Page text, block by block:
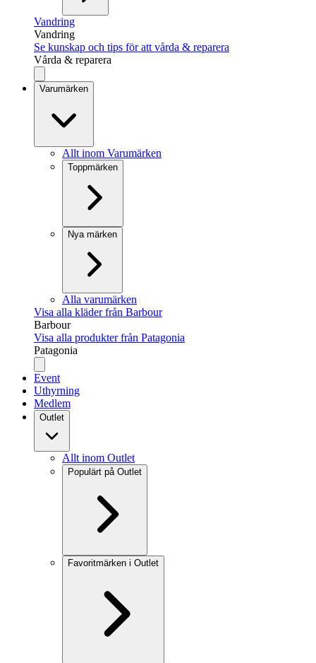
Vandring
Vandring
Se kunskap och tips för att vårda & reparera
Vårda & reparera
Varumärken
Allt inom Varumärken
Toppmärken
Nya märken
Alla varumärken
Visa alla kläder från Barbour
Barbour
Visa alla produkter från Patagonia
Patagonia
Event
Uthyrning
Medlem
Outlet
Allt inom Outlet
Populärt på Outlet
Favoritmärken i Outlet